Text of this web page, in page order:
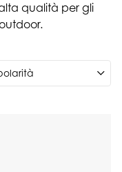
qualità per gli